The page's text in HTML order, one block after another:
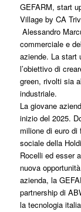
GEFARM, start
Village by CA
Alessandro
commerciale e
aziende. La start
l’obiettivo di
green, rivolti sia
industriale.
La giovane
inizio del 2025.
milione di euro di
sociale della
Rocelli ed esser
nuova
azienda, la
partnership di
la tecnologia